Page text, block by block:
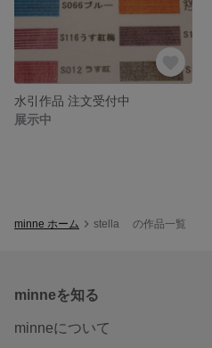
水引作品 注文受付中
展示中
minne ホーム stella の作品一覧
minneを知る
minneについて